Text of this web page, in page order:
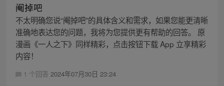
阉掉吧
不太明确您说“阉掉吧”的具体含义和需求，如果您能更清晰
准确地表达您的问题，我将为您提供更有帮助的回答。 原
漫画《一人之下》同样精彩，点击按钮下载 App 立享精彩
内容！
1 个回答 2024年07月30日 23:24